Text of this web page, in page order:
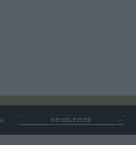
mail